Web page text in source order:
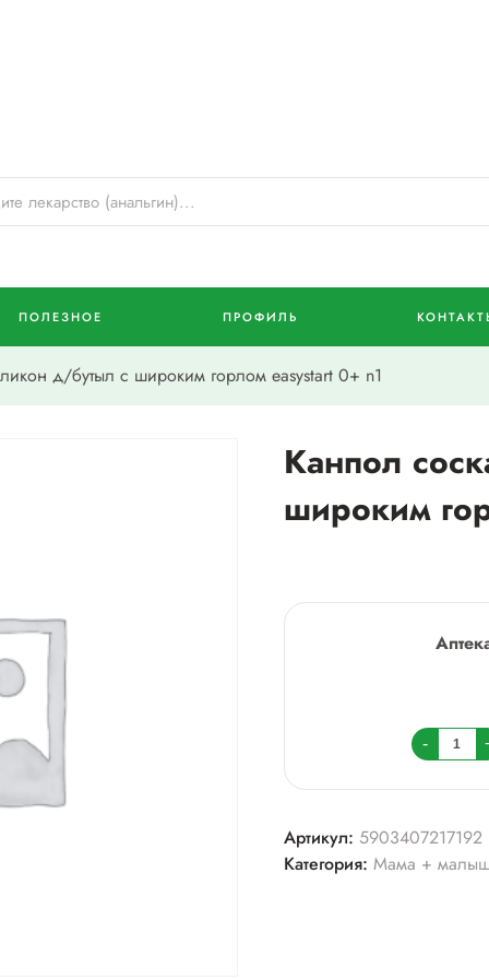
ПОЛЕЗНОЕ ПРОФИЛЬ
д/бутыл с широким горлом easystart 0+ n1
Канпол
широким
-
товара
д/
Артикул: 5903407217192
Категория: Мама +